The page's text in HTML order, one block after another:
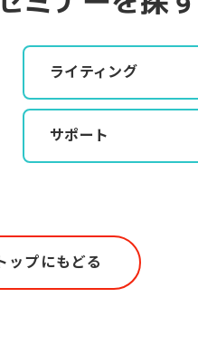
ライティング
サポート
ップにもどる